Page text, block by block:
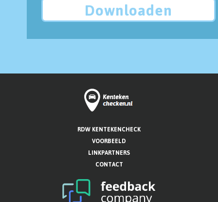
Downloaden
RDW KENTEKENCHECK
VOORBEELD
LINKPARTNERS
CONTACT